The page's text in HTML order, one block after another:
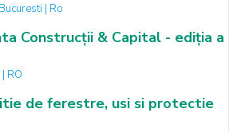
| Ro
Construcții & Capital - ediția a
RO
de ferestre, usi si protectie